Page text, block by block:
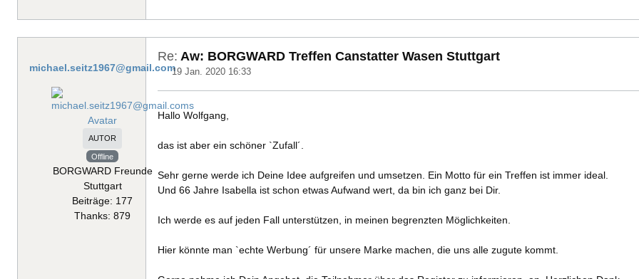
michael.seitz1967@gmail.com
AUTOR
Offline
BORGWARD Freunde
Stuttgart
Beiträge: 177
Thanks: 879
Re: Aw: BORGWARD Treffen Canstatter Wasen Stuttgart
19 Jan. 2020 16:33
Hallo Wolfgang,
das ist aber ein schöner `Zufall´.
Sehr gerne werde ich Deine Idee aufgreifen und umsetzen. Ein Motto für ein Treffen ist immer ideal.
Und 66 Jahre Isabella ist schon etwas Aufwand wert, da bin ich ganz bei Dir.
Ich werde es auf jeden Fall unterstützen, in meinen begrenzten Möglichkeiten.
Hier könnte man `echte Werbung´ für unsere Marke machen, die uns alle zugute kommt.